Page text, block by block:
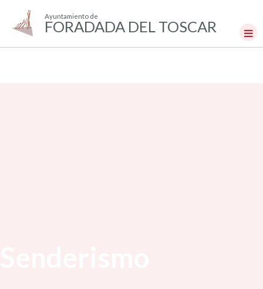
Ayuntamiento de
FORADADA DEL TOSCAR